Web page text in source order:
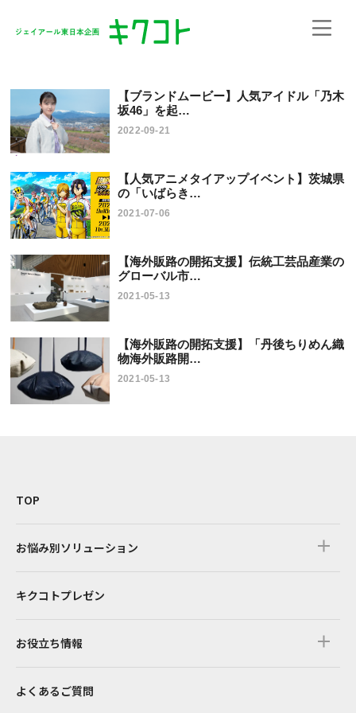
【ブランドムービー】人気アイドル「乃木
坂46」を起…
2022-09-21
【人気アニメタイアップイベント】茨城県
の「いばらき…
2021-07-06
【海外販路の開拓支援】伝統工芸品産業の
グローバル市…
2021-05-13
【海外販路の開拓支援】「丹後ちりめん織
物海外販路開…
2021-05-13
TOP
お悩み別ソリューション
キクコトプレゼン
お役立ち情報
よくあるご質問